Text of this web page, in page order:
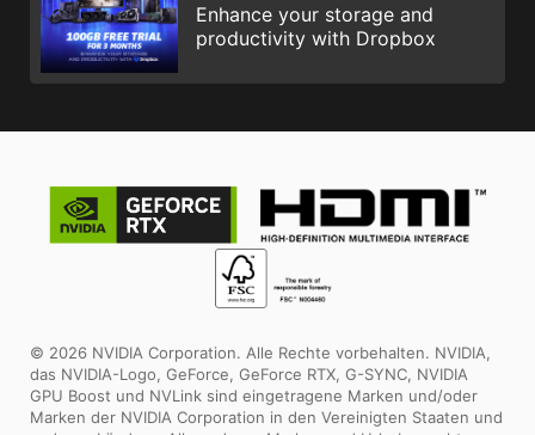
Enhance your storage and
productivity with Dropbox
© 2026 NVIDIA Corporation. Alle Rechte vorbehalten. NVIDIA,
das NVIDIA-Logo, GeForce, GeForce RTX, G-SYNC, NVIDIA
GPU Boost und NVLink sind eingetragene Marken und/oder
Marken der NVIDIA Corporation in den Vereinigten Staaten und